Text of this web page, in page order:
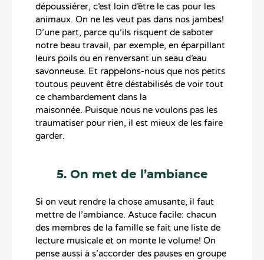
dépoussiérer, c’est loin d’être le cas pour les
animaux. On ne les veut pas dans nos jambes!
D’une part, parce qu’ils risquent de saboter
notre beau travail, par exemple, en éparpillant
leurs poils ou en renversant un seau d’eau
savonneuse. Et rappelons-nous que nos petits
toutous peuvent être déstabilisés de voir tout
ce chambardement dans la
maisonnée. Puisque nous ne voulons pas les
traumatiser pour rien, il est mieux de les faire
garder.
5. On met de l’ambiance
Si on veut rendre la chose amusante, il faut
mettre de l’ambiance. Astuce facile: chacun
des membres de la famille se fait une liste de
lecture musicale et on monte le volume! On
pense aussi à s’accorder des pauses en groupe